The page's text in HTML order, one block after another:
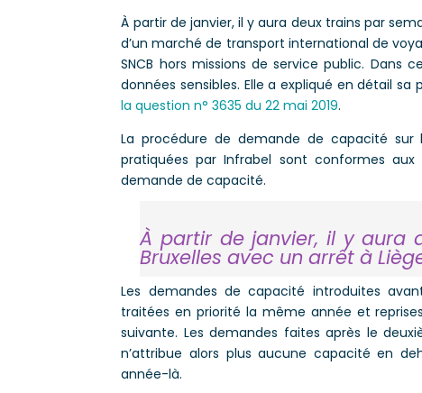
À partir de janvier, il y aura deux trains par
d’un marché de transport international de
SNCB hors missions de service public.
données sensibles. Elle a expliqué en détail
la question n° 3635 du 22 mai 2019.
La procédure de demande de capacité
pratiquées par Infrabel sont conformes
demande de capacité.
À partir de janvier, il y aura
Bruxelles avec un arrêt à
Les demandes de capacité introduites
traitées en priorité la même année et
suivante. Les demandes faites après le
n’attribue alors plus aucune capacité en
année-là.